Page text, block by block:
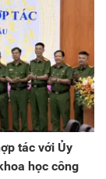
tác với Ủy
học công